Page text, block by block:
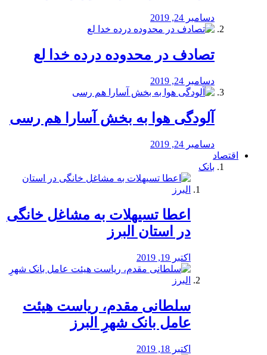
دسامبر 24, 2019
تصادف در محدوده درده خدا لع
دسامبر 24, 2019
آلودگی هوا به بخش آسارا هم رسی
دسامبر 24, 2019
اقتصاد
بانک
️اعطا تسیهلات به مشاغل خانگی
در استان البرز
اکتبر 19, 2019
سلطانی مقدم، ریاست هیئت
عامل بانک شهرِ البرز
اکتبر 18, 2019